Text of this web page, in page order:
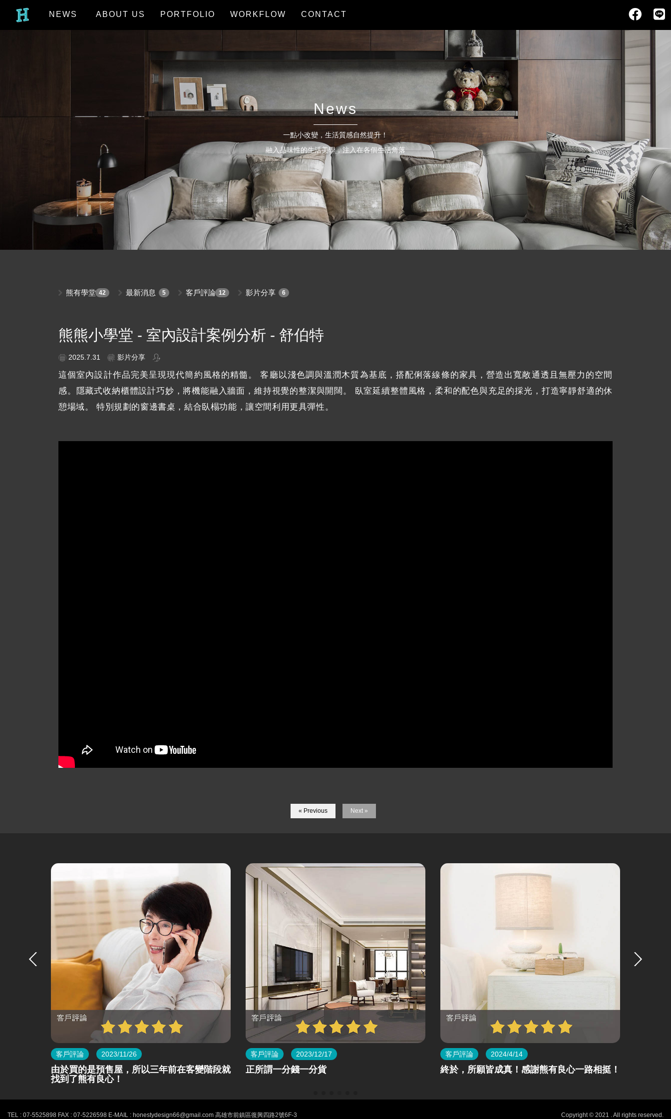
NEWS ABOUT US PORTFOLIO WORKFLOW CONTACT
News
一點小改變，生活質感自然提升！
融入品味性的生活美學，注入在各個生活角落
熊有學堂 42 最新消息 5 客戶評論 12 影片分享 6
熊熊小學堂 - 室內設計案例分析 - 舒伯特
2025.7.31 影片分享
這個室內設計作品完美呈現現代簡約風格的精髓。 客廳以淺色調與溫潤木質為基底，搭配俐落線條的家具，營造出寬敞通透且無壓力的空間
感。隱藏式收納櫃體設計巧妙，將機能融入牆面，維持視覺的整潔與開闊。 臥室延續整體風格，柔和的配色與充足的採光，打造寧靜舒適的休
憩場域。 特別規劃的窗邊書桌，結合臥榻功能，讓空間利用更具彈性。
« Previous Next »
客戶評論 2023/12/17
正所謂一分錢一分貨
客戶評論 2024/4/14
終於，所願皆成真！感謝熊有良心一路相挺！
客戶評論 2023/9/28
服務態度積極
TEL : 07-5525898 FAX : 07-5226598 E-MAIL : honestydesign66@gmail.com 高雄市前鎮區復興四路2號6F-3 Copyright © 2021 . All rights reserved.